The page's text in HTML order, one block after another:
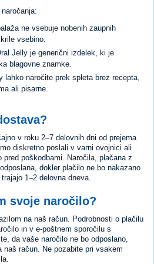
ne vsebuje nobenih zaupnih
vsebino.
Jelly je generični izdelek, ki je
blagovne znamke.
lahko naročite prek spleta brez recepta,
ali pisarne.
v roku 2–7 delovnih dni od prejema
diskretno poslali v varni ovojnici ali
poškodbami. Naročila, plačana z
dokler plačilo ne bo nakazano
1–2 delovna dneva.
svoje naročilo?
na naš račun. Podrobnosti o plačilu
in v e-poštnem sporočilu s
da vaše naročilo ne bo odposlano,
naš račun. Ne pozabite pri vsakem